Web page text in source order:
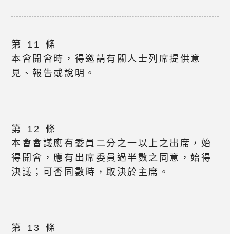
第 11 條
本會開會時，得邀請有關人士列席提供意
見、報告或說明。
第 12 條
本會會議應有委員二分之一以上之出席，始
得開會，應有出席委員過半數之同意，始得
決議；可否同數時，取決於主席。
第 13 條